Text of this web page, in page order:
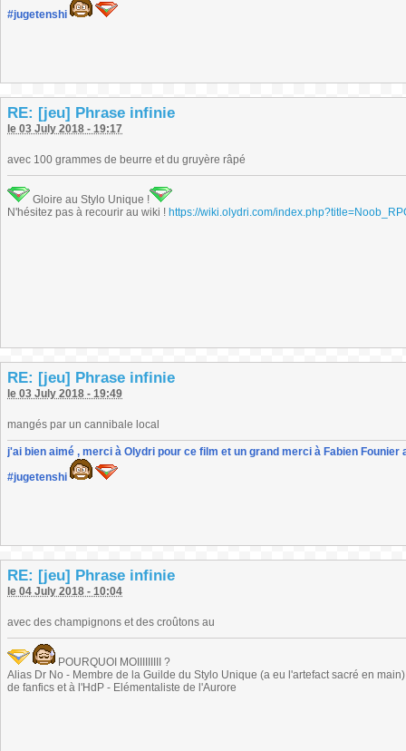
#jugetenshi
RE: [jeu] Phrase infinie
le 03 July 2018 - 19:17
avec 100 grammes de beurre et du gruyère râpé
Gloire au Stylo Unique !
N'hésitez pas à recourir au wiki ! https://wiki.olydri.com/
RE: [jeu] Phrase infinie
le 03 July 2018 - 19:49
mangés par un cannibale local
j'ai bien aimé , merci à Olydri pour ce film et un grand merci à Fabien
#jugetenshi
RE: [jeu] Phrase infinie
le 04 July 2018 - 10:04
avec des champignons et des croûtons au
POURQUOI MOIIIIIIIII ?
Alias Dr No - Membre de la Guilde du Stylo Unique (a eu l'artefact sacré en
de fanfics et à l'HdP - Elémentaliste de l'Aurore